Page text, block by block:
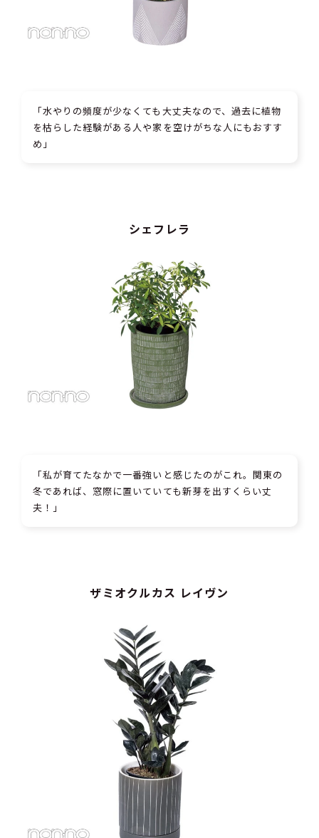
「水やりの頻度が少なくても大丈夫なので、過去に植物
を枯らした経験がある人や家を空けがちな人にもおすす
め」
シェフレラ
「私が育てたなかで一番強いと感じたのがこれ。関東の
冬であれば、窓際に置いていても新芽を出すくらい丈
夫！」
ザミオクルカス レイヴン